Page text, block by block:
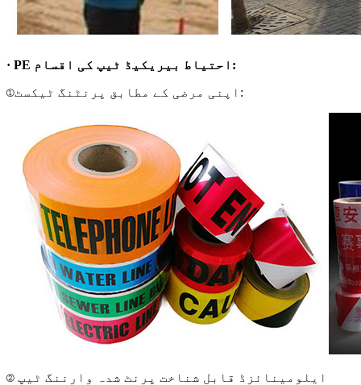
· PE احتیاط بیریکیڈ ٹیپ کی اقسام:
①اپنی مرضی کے مطابق پرنٹنگ ٹیکسٹ:
② ایلومینائزڈ قابل شناخت پرنٹ شدہ وارننگ ٹیپ